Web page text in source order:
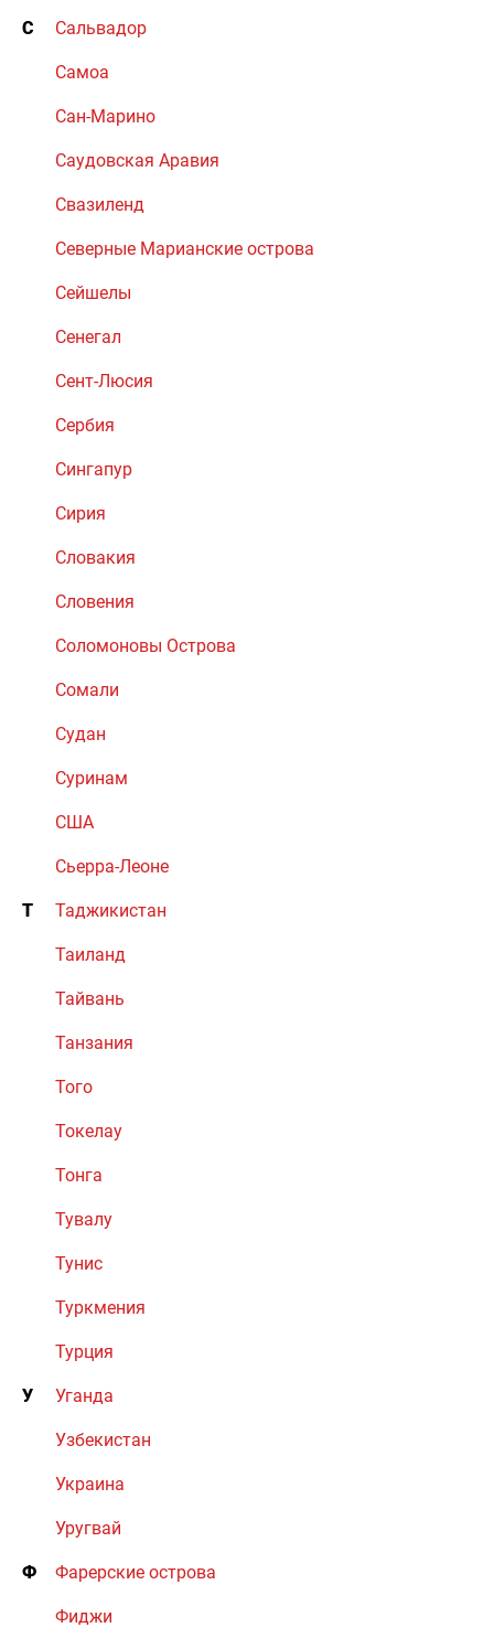
С Сальвадор
Самоа
Сан-Марино
Саудовская Аравия
Свазиленд
Северные Марианские острова
Сейшелы
Сенегал
Сент-Люсия
Сербия
Сингапур
Сирия
Словакия
Словения
Соломоновы Острова
Сомали
Судан
Суринам
США
Сьерра-Леоне
Т Таджикистан
Таиланд
Тайвань
Танзания
Того
Токелау
Тонга
Тувалу
Тунис
Туркмения
Турция
У Уганда
Узбекистан
Украина
Уругвай
Ф Фарерские острова
Фиджи